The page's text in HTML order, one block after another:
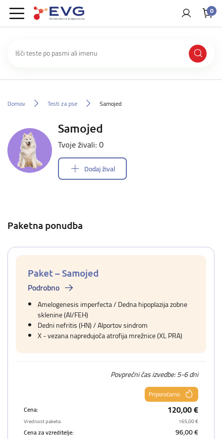
0
Domov Testi za pse Samojed
Samojed
Tvoje živali: 0
Dodaj žival
Paketna ponudba
Paket – Samojed
Podrobno
Amelogenesis imperfecta / Dedna hipoplazija zobne
sklenine (AI/FEH)
Dedni nefritis (HN) / Alportov sindrom
X - vezana napredujoča atrofija mrežnice (XL PRA)
Povprečni čas izvedbe: 5-6 dni
Priporočamo
Cena:
120,00 €
Vrednost paketa: 165,00 €
Cena za vzreditelje: 96,00 €